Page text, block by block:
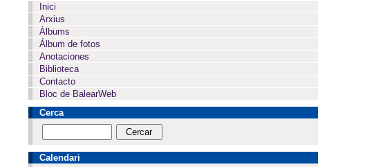
Inici
Arxius
Àlbums
Álbum de fotos
Anotaciones
Biblioteca
Contacto
Bloc de BalearWeb
Cerca
Calendari